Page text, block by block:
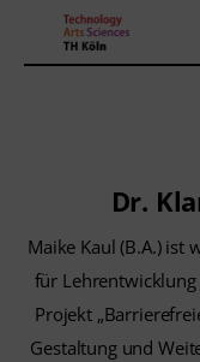
Dr.
Maike Kaul (B.A.) ist
für Lehrentwicklung
Projekt
Gestaltung und